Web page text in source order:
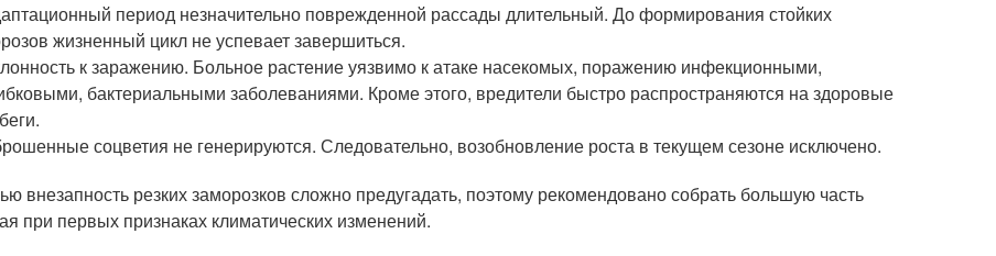
период незначительно поврежденной рассады длительный. До формирования стойких
жизненный цикл не успевает завершиться.
к заражению. Больное растение уязвимо к атаке насекомых, поражению инфекционными,
бактериальными заболеваниями. Кроме этого, вредители быстро распространяются на здоровые
соцветия не генерируются. Следовательно, возобновление роста в текущем сезоне исключено.
внезапность резких заморозков сложно предугадать, поэтому рекомендовано собрать большую часть
при первых признаках климатических изменений.